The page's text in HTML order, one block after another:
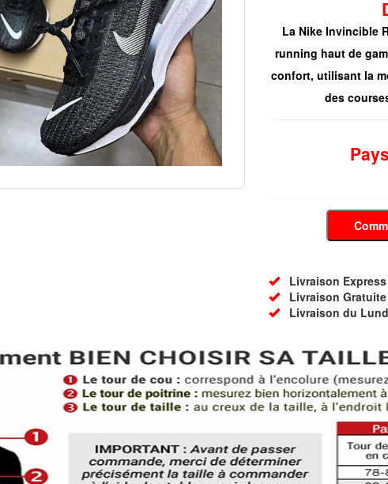
La Nike Invincible
running haut de
confort, utilisant la
des
Livraison Express
Livraison Gratuite
Livraison du